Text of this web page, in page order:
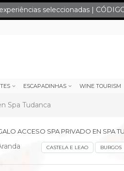
seleccionadas |
ESCAPADINHAS WINE TOURISM
Spa Tudanca
ACCESO SPA PRIVADO EN SPA
CASTELA E LEAO BURGOS